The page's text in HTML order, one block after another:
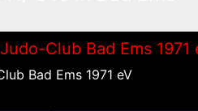
Bad Ems 1971 eV